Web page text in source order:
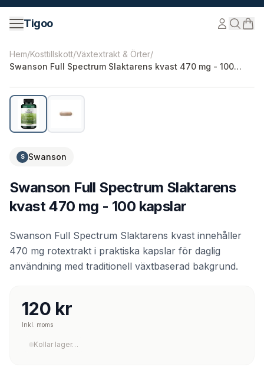
Hoppa till innehåll
Tigoo
©2026Nutri Nordic AB. Alla rättigheter förbehållna.
Hem/Kosttillskott/Växtextrakt & Örter/
Swanson Full Spectrum Slaktarens kvast 470 mg - 100
S Swanson
Swanson Full Spectrum Slaktarens
kvast 470 mg - 100 kapslar
Swanson Full Spectrum Slaktarens kvast innehåller
470 mg rotextrakt i praktiska kapslar för daglig
användning med traditionell växtbaserad bakgrund.
120 kr
Inkl. moms
Kollar lager…